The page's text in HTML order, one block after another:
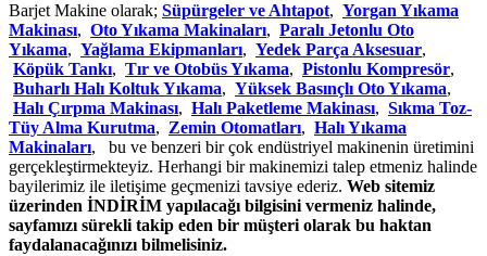
Barjet Makine olarak; Süpürgeler ve Ahtapot, Yorgan Yıkama
Makinası, Oto Yıkama Makinaları, Paralı Jetonlu Oto
Yıkama, Yağlama Ekipmanları, Yedek Parça Aksesuar,
Köpük Tankı, Tır ve Otobüs Yıkama, Pistonlu Kompresör,
Buharlı Halı Koltuk Yıkama, Yüksek Basınçlı Oto Yıkama,
Halı Çırpma Makinası, Halı Paketleme Makinası, Sıkma Toz-
Tüy Alma Kurutma, Zemin Otomatları, Halı Yıkama
Makinaları, bu ve benzeri bir çok endüstriyel makinenin üretimini
gerçekleştirmekteyiz. Herhangi bir makinemizi talep etmeniz halinde
bayilerimiz ile iletişime geçmenizi tavsiye ederiz. Web sitemiz
üzerinden İNDİRİM yapılacağı bilgisini vermeniz halinde,
sayfamızı sürekli takip eden bir müşteri olarak bu haktan
faydalanacağınızı bilmelisiniz.